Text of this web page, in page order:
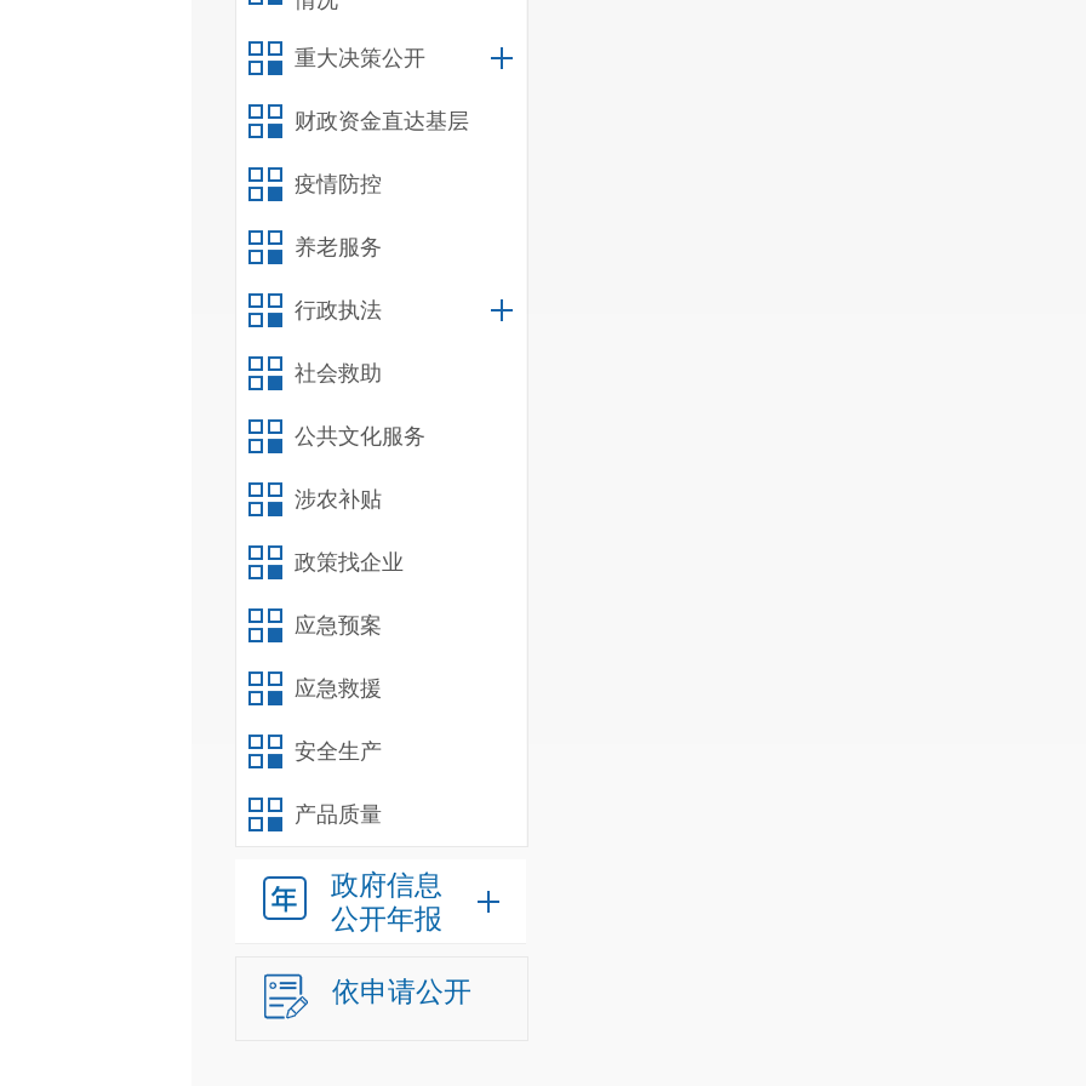
重大决策公开
财政资金直达基层
疫情防控
养老服务
行政执法
社会救助
公共文化服务
涉农补贴
政策找企业
应急预案
应急救援
安全生产
产品质量
政府信息
公开年报
依申请公开